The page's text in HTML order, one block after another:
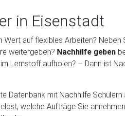
in Eisenstadt
auf flexibles Arbeiten?
weitergeben? Nachhilfe geben
Lernstoff aufholen? – Dann ist
Datenbank mit Nachhilfe
welche Aufträge Sie